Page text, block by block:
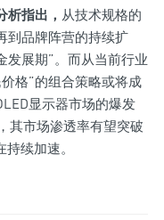
析指出， 从技术规格的
到品牌阵营的持续扩
发展期”。而从当前行业
格”的组合策略或将成
显示器市场的爆发
其市场渗透率有望突破
续加速。